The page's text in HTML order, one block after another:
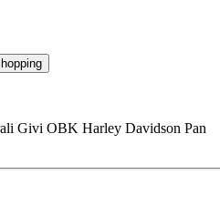
Givi OBK Harley Davidson Pan